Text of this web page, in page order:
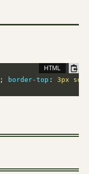
; border-top : 3px